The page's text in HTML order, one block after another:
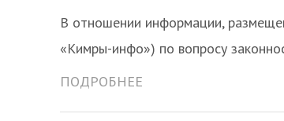
В отношении информации,
«Кимры-инфо») по вопросу
ПОДРОБНЕЕ